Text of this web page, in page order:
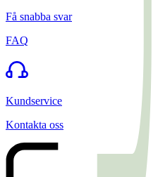
Få snabba svar
FAQ
Kundservice
Kontakta oss